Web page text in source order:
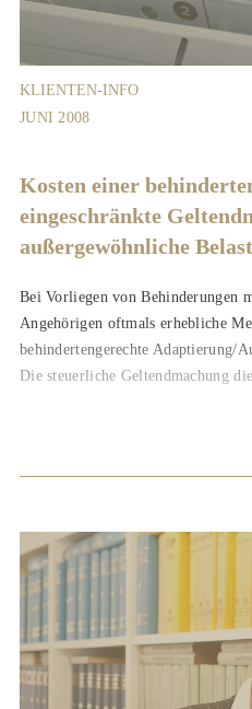
KLIENTEN-INFO
JUNI 2008
Kosten einer
eingeschränkte
außergewöhnliche
Bei Vorliegen von Behinderungen
Angehörigen oftmals erhebliche
behindertengerechte Adaptierung/
Die steuerliche Geltendmachung